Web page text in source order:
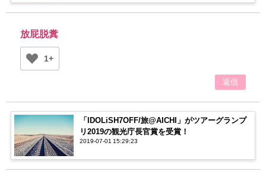
放屁脱糞
1+
返信
「IDOLiSH7OFF/旅@AICHI」がツアーグランプ
リ2019の観光庁長官賞を受賞！
2019-07-01 15:29:23